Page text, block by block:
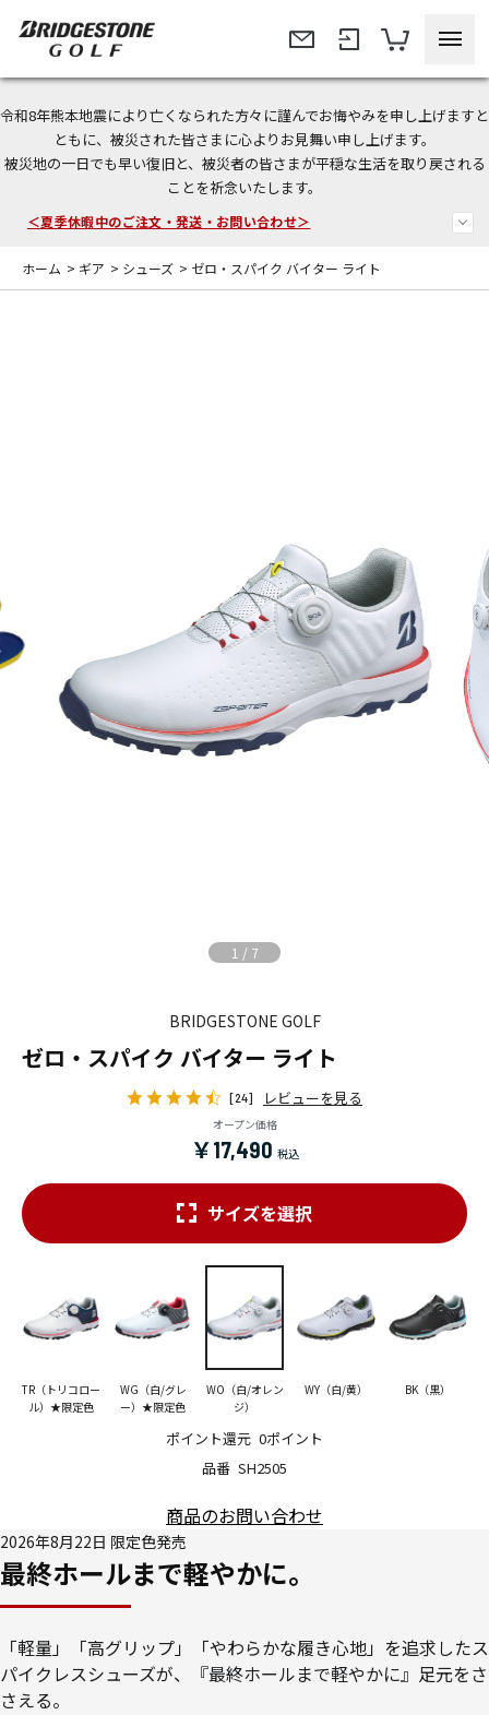
令和8年熊本地震により亡くなられた方々に謹んでお悔やみを申し上げますと
ともに、被災された皆さまに心よりお見舞い申し上げます。
被災地の一日でも早い復旧と、被災者の皆さまが平穏な生活を取り戻される
ことを祈念いたします。
今なら新規会員登録で1,000円OFFクーポンプレゼント！
＜商品配送に関するお知らせ＞
＜夏季休暇中のご注文・発送・お問い合わせ＞
ホーム > ギア > シューズ > ゼロ・スパイク バイター ライト
1 / 7
BRIDGESTONE GOLF
ゼロ・スパイク バイター ライト
[24] レビューを見る
オープン価格
￥17,490
品番 SH2505
ポイント還元 0ポイント
サイズを選択
TR（トリコロー
ル）★限定色
WG（白/グレ
ー）★限定色
WO（白/オレン
ジ）
WY（白/黄） BK（黒）
商品のお問い合わせ
2026年8月22日 限定色発売
最終ホールまで軽やかに。
「軽量」「高グリップ」「やわらかな履き心地」を追求したス
パイクレスシューズが、『最終ホールまで軽やかに』足元をさ
さえる。